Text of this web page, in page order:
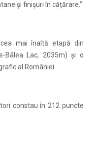
şi finişuri în căţărare.”
mai înaltă etapă din
Bâlea Lac, 2035m) şi o
al României.
constau în 212 puncte